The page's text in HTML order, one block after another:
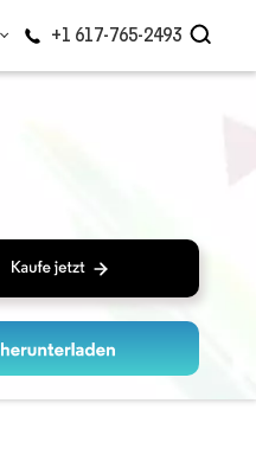
+1 617-765-2493